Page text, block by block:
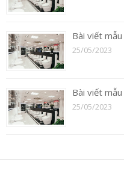
Bài viết mẫu
25/05/2023
Bài viết mẫu
25/05/2023